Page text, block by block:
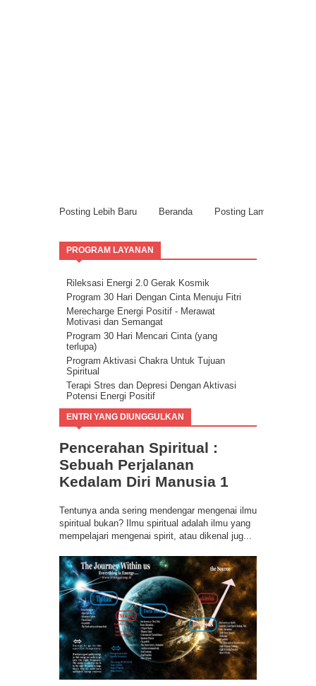
Posting Lebih Baru Posting Lama
Beranda
PROGRAM LAYANAN
Rileksasi Energi 2.0 Gerak Kosmik
Program 30 Hari Dengan Cinta Menuju Fitri
Merecharge Energi Positif - Merawat
Motivasi dan Semangat
Program 30 Hari Mencari Cinta (yang
terlupa)
Program Aktivasi Chakra Untuk Tujuan
Spiritual
Terapi Stres dan Depresi Dengan Aktivasi
Potensi Energi Positif
Program Buang Sial untuk Datangkan
Keberuntungan & Kesuksesan dalam Hidup
Program Coaching Holistic, Positif
Consciousness for Success
ENTRI YANG DIUNGGULKAN
Pencerahan Spiritual :
Sebuah Perjalanan
Kedalam Diri Manusia 1
Tentunya anda sering mendengar mengenai ilmu
spiritual bukan? Ilmu spiritual adalah ilmu yang
mempelajari mengenai spirit, atau dikenal jug...